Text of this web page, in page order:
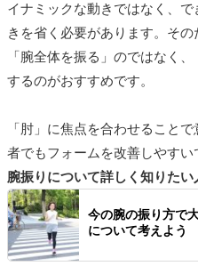
イナミックな動きではなく、
きを省く必要があります。そ
「腕全体を振る」のではなく
するのがおすすめです。
「肘」に焦点を合わせること
者でもフォームを改善しやすい
腕振りについて詳しく知りた
今の腕の振り方で
について考えよう